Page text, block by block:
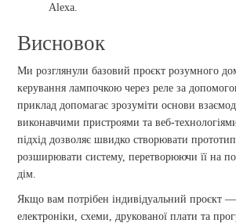
Alexa.
Висновок
Ми розглянули базовий проєкт розумного
керування лампочкою через реле за
приклад допомагає зрозуміти основи
виконавчими пристроями та веб-
підхід дозволяє швидко створювати
розширювати систему, перетворюючи її на
дім.
Якщо вам потрібен індивідуальний проєкт
електроніки, схеми, друкованої плати та